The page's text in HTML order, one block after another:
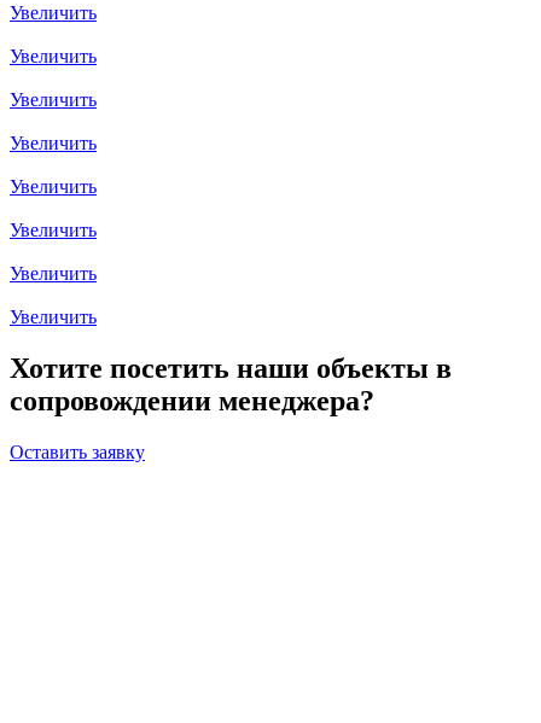
Увеличить
Увеличить
Увеличить
Увеличить
Увеличить
Увеличить
Увеличить
Увеличить
Хотите посетить наши объекты в
сопровождении менеджера?
Оставить заявку